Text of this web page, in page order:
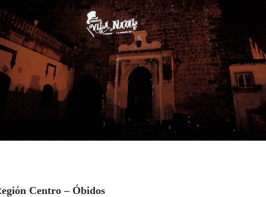
Centro – Óbidos